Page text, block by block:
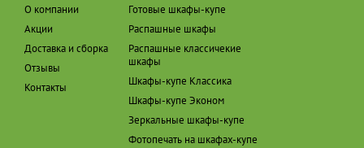
О компании
Акции
Доставка и сборка
Отзывы
Контакты
Готовые шкафы-купе
Распашные шкафы
Распашные классичекие
шкафы
Шкафы-купе Классика
Шкафы-купе Эконом
Зеркальные шкафы-купе
Фотопечать на шкафах-купе